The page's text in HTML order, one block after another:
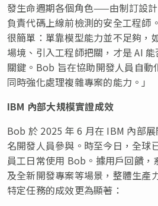
發生命週期各個角色——由制訂設
負責代碼上線前檢測的安全工程師
很簡單：單靠模型能力並不足夠，
場境、引入工程師把關，才是 AI
關鍵。Bob 旨在協助開發人員自動
同時強化處理複雜專案的能力。」
IBM 內部大規模實證成效
Bob 於 2025 年 6 月在 IBM 內部
名開發人員參與。時至今日，全球
員工日常使用 Bob。據用戶回饋，
及全新開發專案等場景，整體生產
特定任務的成效更為顯著：